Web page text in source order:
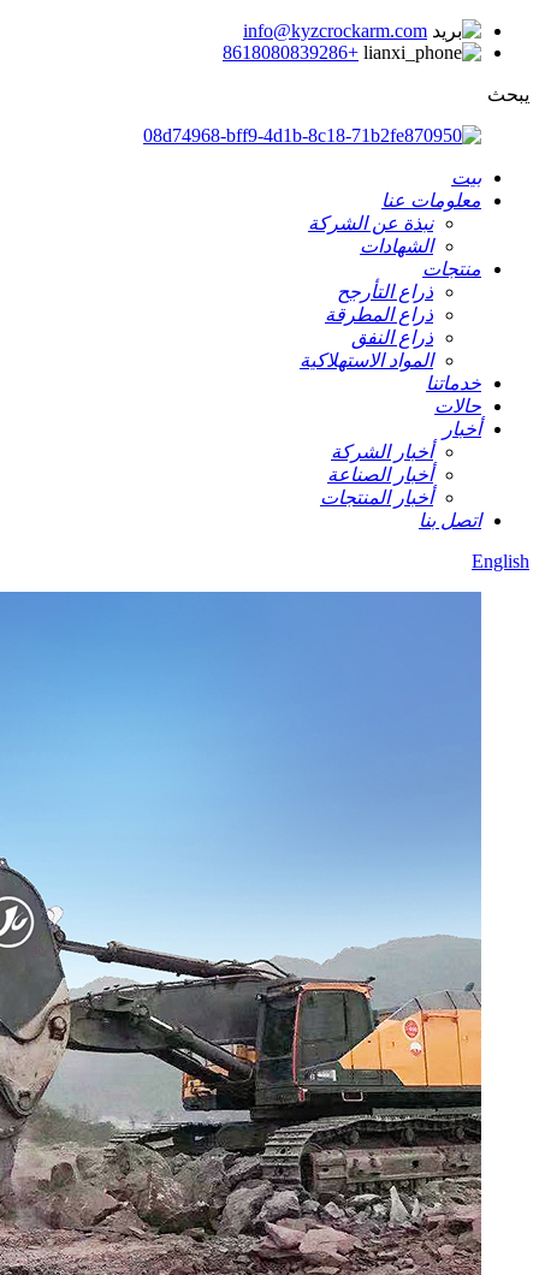
info@kyzcrockarm.com
+8618080839286
يبحث
بيت
معلومات عنا
نبذة عن الشركة
الشهادات
منتجات
ذراع التأرجح
ذراع المطرقة
ذراع النفق
المواد الاستهلاكية
خدماتنا
حالات
أخبار
أخبار الشركة
أخبار الصناعة
أخبار المنتجات
اتصل بنا
English